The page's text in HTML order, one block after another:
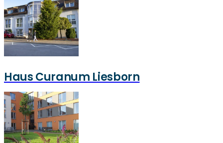
Haus Curanum Liesborn